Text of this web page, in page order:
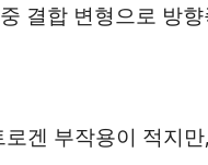
결합 변형으로 방
겐 부작용이 적지